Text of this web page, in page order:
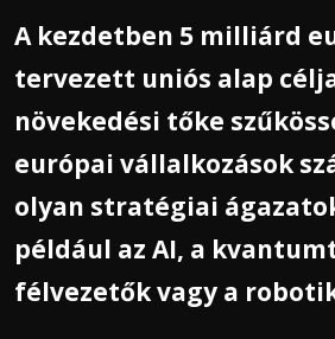
A kezdetben 5 milliárd
tervezett uniós alap
növekedési tőke
európai vállalkozások
olyan stratégiai
például az AI, a
félvezetők vagy a